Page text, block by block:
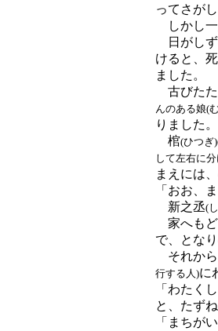
ってさがし
しかし一
日がしず
けると、
ました。
古びたた
んのある娘(
りました。
棺(ひつぎ)
して左右に
まえには
「おお、
新之丞(
家へもど
で、とな
それから
行する人)に
「わたく
と、たずね
「まちが